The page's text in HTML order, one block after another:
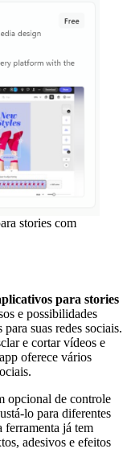
stories com
para stories
e possibilidades
suas redes sociais.
e cortar vídeos e
oferece vários
opcional de controle
lo para diferentes
ferramenta já tem
adesivos e efeitos